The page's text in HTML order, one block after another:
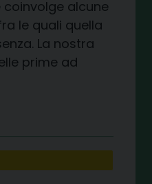
coinvolge alcune
le quali quella
La nostra
prime ad